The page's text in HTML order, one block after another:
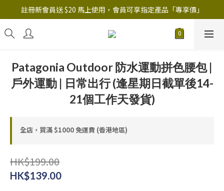
註冊新會員送 $20 馬上使用，會員可享指定產品「​專享價」
註冊新會員送 $20 馬上使用，會員可享指定產品「​專享價」
B.Y.O.B Mask Collection 任選優惠: 4件9折
Patagonia Outdoor 防水運動拼色腰包 |
戶外運動 | 日常出行 (逢星期日截單後14-
21個工作天發貨)
全店，買滿 $1000 免運費 (香港地區)
HK$199.00
HK$139.00